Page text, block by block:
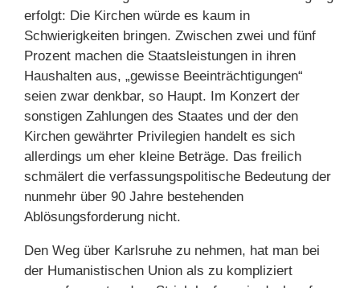
erfolgt: Die Kirchen würde es kaum in
Schwierigkeiten bringen. Zwischen zwei und fünf
Prozent machen die Staatsleistungen in ihren
Haushalten aus, „gewisse Beeinträchtigungen“
seien zwar denkbar, so Haupt. Im Konzert der
sonstigen Zahlungen des Staates und der den
Kirchen gewährter Privilegien handelt es sich
allerdings um eher kleine Beträge. Das freilich
schmälert die verfassungspolitische Bedeutung der
nunmehr über 90 Jahre bestehenden
Ablösungsforderung nicht.
Den Weg über Karlsruhe zu nehmen, hat man bei
der Humanistischen Union als zu kompliziert